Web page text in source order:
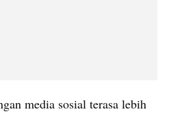
media sosial terasa lebih